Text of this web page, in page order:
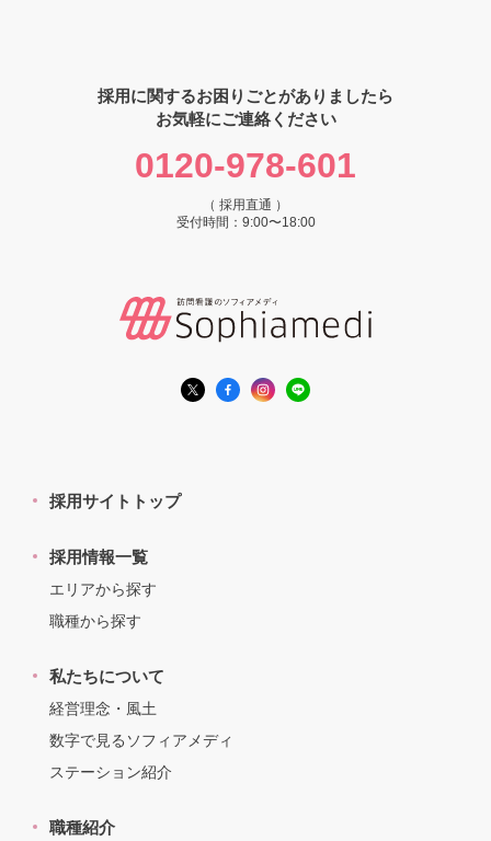
採用に関するお困りごとがありましたら
お気軽にご連絡ください
0120-978-601
（ 採用直通 ）
受付時間：9:00〜18:00
採用サイトトップ
採用情報一覧
エリアから探す
職種から探す
私たちについて
経営理念・風土
数字で見るソフィアメディ
ステーション紹介
職種紹介